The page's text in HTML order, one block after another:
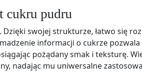
cukru pudru
swojej strukturze, łatwo się
informacji o cukrze
pożądany smak i teksturę.
nadając mu uniwersalne